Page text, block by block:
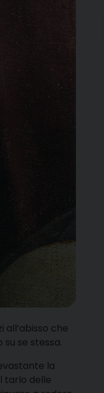
che
se stessa.
la
tarlo delle